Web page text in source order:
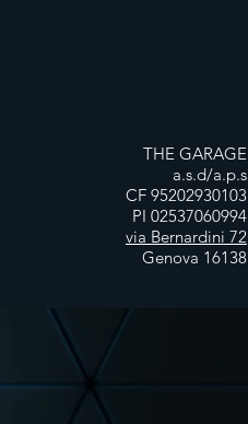
THE GARAGE
a.s.d/a.p.s
CF 95202930103
PI 02537060994
via Bernardini 72
Genova 16138